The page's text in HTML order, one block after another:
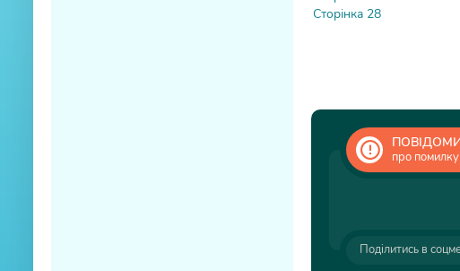
Сторінка 28
про помилку
Поділитись в